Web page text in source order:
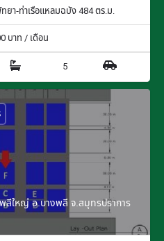
ทยา-ท่าเรือแหลมฉบัง 484 ตร.ม.
บาท / เดือน
5
พลีใหญ่ อ.บางพลี จ.สมุทรปราการ